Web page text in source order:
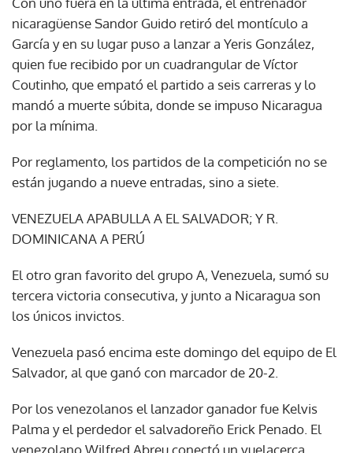
nicaragüense Sandor Guido retiró del montículo a
García y en su lugar puso a lanzar a Yeris González,
quien fue recibido por un cuadrangular de Víctor
Coutinho, que empató el partido a seis carreras y lo
mandó a muerte súbita, donde se impuso Nicaragua
por la mínima.
Por reglamento, los partidos de la competición no se
están jugando a nueve entradas, sino a siete.
VENEZUELA APABULLA A EL SALVADOR; Y R.
DOMINICANA A PERÚ
El otro gran favorito del grupo A, Venezuela, sumó su
tercera victoria consecutiva, y junto a Nicaragua son
los únicos invictos.
Venezuela pasó encima este domingo del equipo de El
Salvador, al que ganó con marcador de 20-2.
Por los venezolanos el lanzador ganador fue Kelvis
Palma y el perdedor el salvadoreño Erick Penado. El
venezolano Wilfred Abreu conectó un vuelacerca.